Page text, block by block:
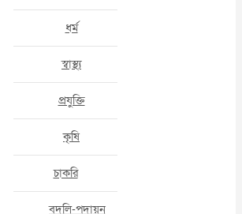
ধর্ম
স্বাস্থ্য
প্রযুক্তি
কৃষি
চাকরি
বদলি-পদায়ন